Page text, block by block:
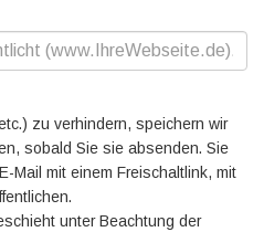
zu verhindern, speichern wir
sobald Sie sie absenden. Sie
Mail mit einem Freischaltlink, mit
unter Beachtung der